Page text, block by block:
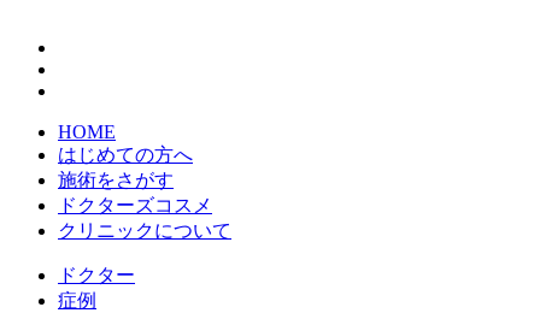
HOME
はじめての方へ
施術をさがす
ドクターズコスメ
クリニックについて
ドクター
症例